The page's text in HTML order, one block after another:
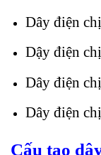
Dây điện
Dậy điện
Dây điện
Dây điện
Cấu tạo